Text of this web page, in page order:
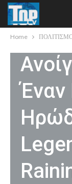
Home ΠΟΛΙΤΙΣΜΟΣ